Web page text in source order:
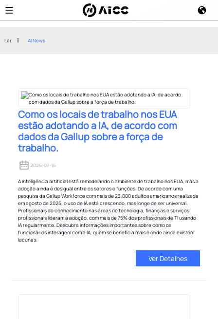
Lar AI News
Como os locais de trabalho nos EUA
estão adotando a IA, de acordo com
dados da Gallup sobre a força de
trabalho.
2026-07-15
A inteligência artificial está remodelando o ambiente de trabalho nos EUA, mas a
adoção ainda é desigual entre os setores e funções. De acordo com uma
pesquisa da Gallup Workforce com mais de 23.000 adultos americanos realizada
em agosto de 2025, o uso de IA está crescendo, mas longe de ser universal.
Profissionais do conhecimento nas áreas de tecnologia, finanças e serviços
profissionais lideram a adoção, com mais de 75% dos profissionais de TI usando
IA regularmente. Descubra informações importantes sobre como os
funcionários interagem com a IA, quem se beneficia mais e onde ainda existem
lacunas.
Ver Detalhes